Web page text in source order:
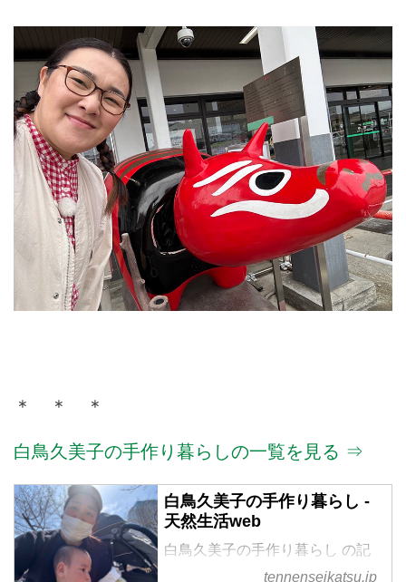
＊ ＊ ＊
白鳥久美子の手作り暮らしの一覧を見る ⇒
白鳥久美子の手作り暮らし -
天然生活web
白鳥久美子の手作り暮らし の記
tennenseikatsu.jp